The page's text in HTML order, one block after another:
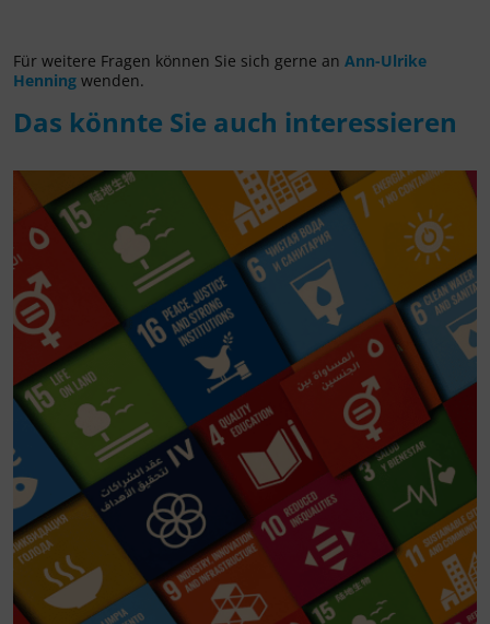
Für weitere Fragen können Sie sich gerne an Ann-Ulrike
Henning wenden.
Das könnte Sie auch interessieren